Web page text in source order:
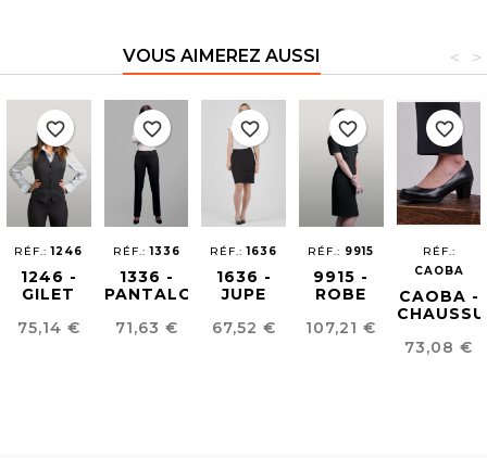
VOUS AIMEREZ AUSSI >
<
RÉF.:1246
1246 -
GILET
FEMME
Prix
75,14 €
favorite_border
RÉF.:1336
1336 -
PANTALON
EASY
Prix
71,63 €
favorite_border
RÉF.:1636
1636 -
JUPE
IRON
Prix
67,52 €
favorite_border
RÉF.: 9915
9915 -
ROBE
IRON
Prix
107,21 €
favorite_border
RÉF.:
CAOBA
CAOBA -
FEMME
Prix
73,08 €
favorite_border